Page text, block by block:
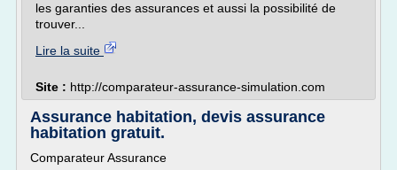
les garanties des assurances et aussi la possibilité de
trouver...
Lire la suite
Site : http://comparateur-assurance-simulation.com
Assurance habitation, devis assurance
habitation gratuit.
Comparateur Assurance